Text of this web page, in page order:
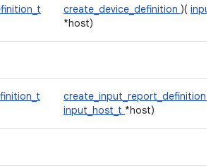
create_device_definition )(
*host)
create_input_report_definition
input_host_t *host)